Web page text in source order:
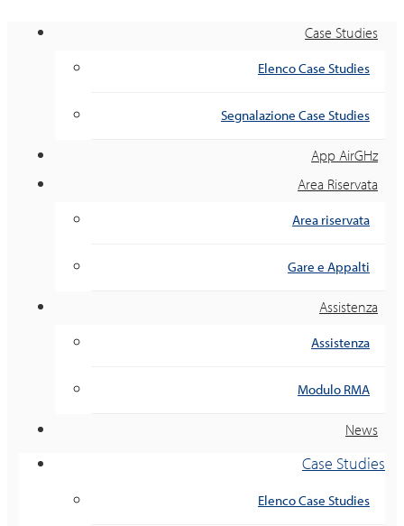
Case Studies
Elenco Case Studies
Segnalazione Case Studies
App AirGHz
Area Riservata
Area riservata
Gare e Appalti
Assistenza
Assistenza
Modulo RMA
News
Case Studies
Elenco Case Studies